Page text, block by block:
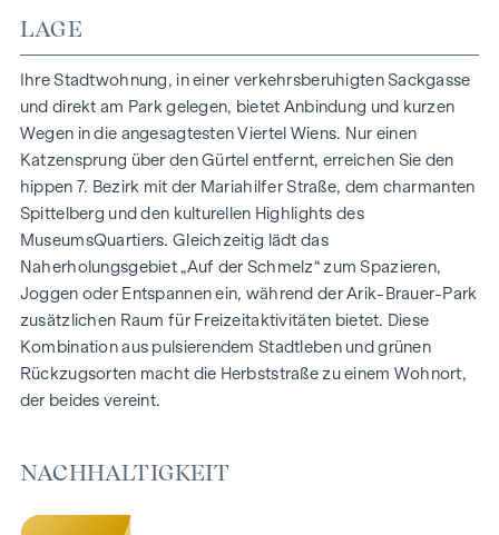
Wohnflächen von ca. 30 bis 130 m²
1- bis 4-Zimmerwohnungen
Gärten, Balkone, Loggien und Terrassen
Großzügige Raumhöhen
Tiefgaragenstellplätze | E-Mobilität
Innenhof Ruhelage
Photovoltaikanlage am Dach
Gemeinschaftsraum
ZUHAUSE ANKOMMEN
In der Herbststraße erwartet Sie ein einzigartiges
Wohngefühl, das Design und Geborgenheit auf
außergewöhnliche Weise vereint. Die hochwertige
stilvolles, modernes Leben abgestimmt. Edle Parkettböden
LAGE
Ihre Stadtwohnung, in einer verkehrsberuhigten Sackgasse
und direkt am Park gelegen, bietet Anbindung und kurzen
Wegen in die angesagtesten Viertel Wiens. Nur einen
Katzensprung über den Gürtel entfernt, erreichen Sie den
hippen 7. Bezirk mit der Mariahilfer Straße, dem charmanten
Spittelberg und den kulturellen Highlights des
MuseumsQuartiers. Gleichzeitig lädt das
Naherholungsgebiet „Auf der Schmelz“ zum Spazieren,
Joggen oder Entspannen ein, während der Arik-Brauer-Park
zusätzlichen Raum für Freizeitaktivitäten bietet. Diese
Kombination aus pulsierendem Stadtleben und grünen
Rückzugsorten macht die Herbststraße zu einem Wohnort,
der beides vereint.
NACHHALTIGKEIT